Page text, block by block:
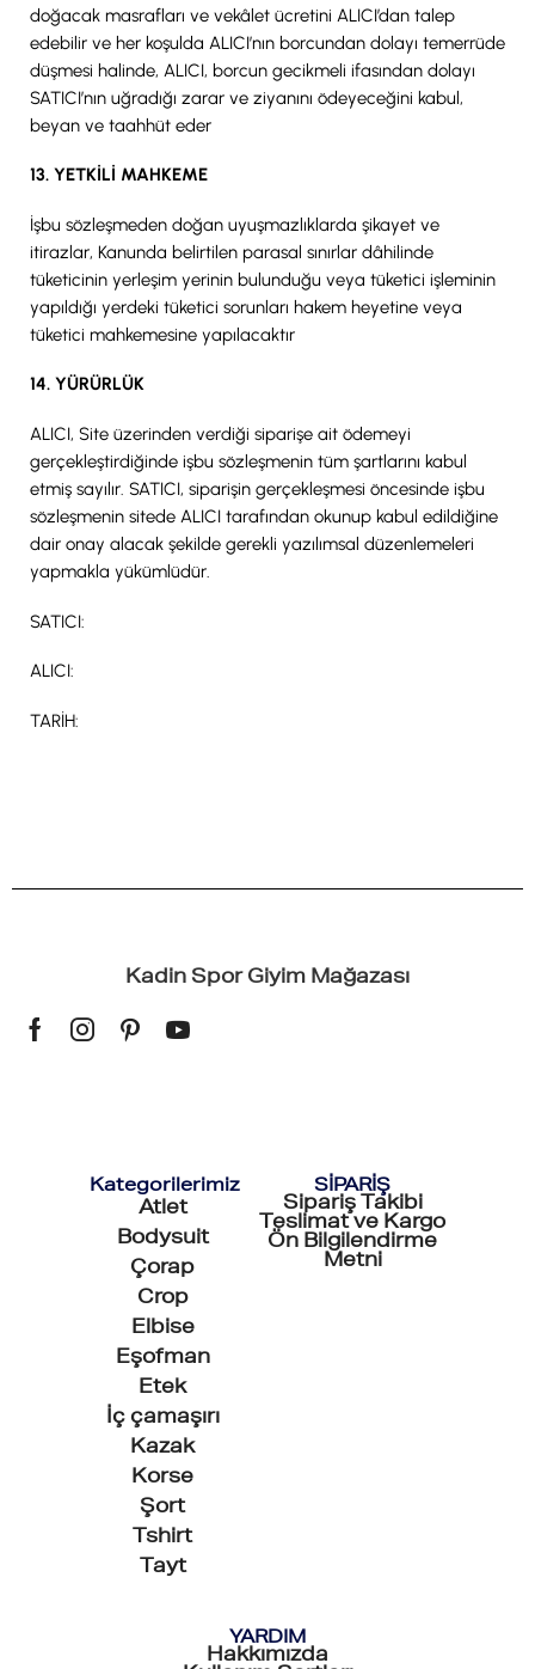
doğacak masrafları ve vekâlet ücretini ALICI’dan talep
edebilir ve her koşulda ALICI’nın borcundan dolayı temerrüde
düşmesi halinde, ALICI, borcun gecikmeli ifasından dolayı
SATICI’nın uğradığı zarar ve ziyanını ödeyeceğini kabul,
beyan ve taahhüt eder
13. YETKİLİ MAHKEME
İşbu sözleşmeden doğan uyuşmazlıklarda şikayet ve
itirazlar, Kanunda belirtilen parasal sınırlar dâhilinde
tüketicinin yerleşim yerinin bulunduğu veya tüketici işleminin
yapıldığı yerdeki tüketici sorunları hakem heyetine veya
tüketici mahkemesine yapılacaktır
14. YÜRÜRLÜK
ALICI, Site üzerinden verdiği siparişe ait ödemeyi
gerçekleştirdiğinde işbu sözleşmenin tüm şartlarını kabul
etmiş sayılır. SATICI, siparişin gerçekleşmesi öncesinde işbu
sözleşmenin sitede ALICI tarafından okunup kabul edildiğine
dair onay alacak şekilde gerekli yazılımsal düzenlemeleri
yapmakla yükümlüdür.
SATICI:
ALICI:
TARİH:
Kadin Spor Giyim Mağazası
Kategorilerimiz
Atlet
Bodysuit
Çorap
Crop
Elbise
Eşofman
Etek
İç çamaşırı
Kazak
Korse
Şort
Tshirt
Tayt
SİPARİŞ
Sipariş Takibi
Teslimat ve Kargo
Ön Bilgilendirme
Metni
YARDIM
Hakkımızda